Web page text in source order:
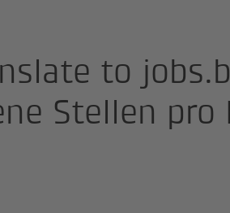
to
Stellen pro